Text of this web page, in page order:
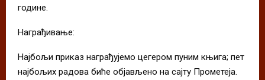
године.
Награђивање:
Најбољи приказ награђујемо цегером пуним књига; пет
најбољих радова биће објављено на сајту Прометеја.